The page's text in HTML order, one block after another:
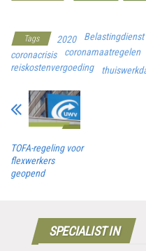
Tags 2020 Belastingdienst
coronacrisis
coronamaatregelen
reiskostenvergoeding
TOFA-regeling voor
flexwerkers
geopend
SPECIALIST IN